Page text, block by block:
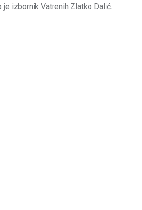
je izbornik Vatrenih Zlatko Dalić.